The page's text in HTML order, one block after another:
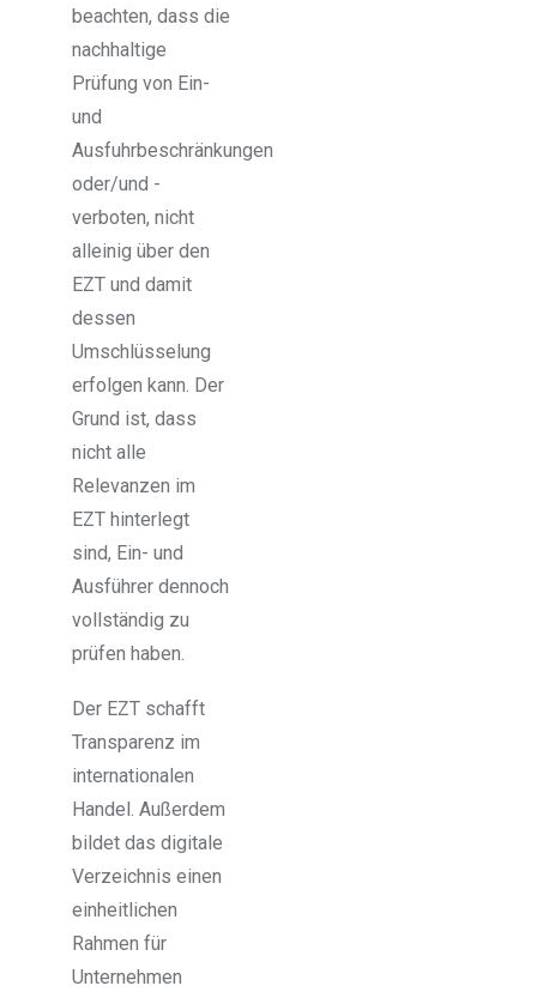
beachten, dass die
nachhaltige
Prüfung von Ein-
und
Ausfuhrbeschränkungen
oder/und -
verboten, nicht
alleinig über den
EZT und damit
dessen
Umschlüsselung
erfolgen kann. Der
Grund ist, dass
nicht alle
Relevanzen im
EZT hinterlegt
sind, Ein- und
Ausführer dennoch
vollständig zu
prüfen haben.
Der EZT schafft
Transparenz im
internationalen
Handel. Außerdem
bildet das digitale
Verzeichnis einen
einheitlichen
Rahmen für
Unternehmen